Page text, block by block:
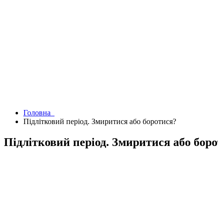
Головна
Підлітковий період. Змиритися або боротися?
Підлітковий період. Змиритися або